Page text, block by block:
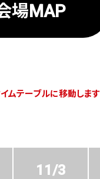
場MAP
ムテーブルに移動します
11/3